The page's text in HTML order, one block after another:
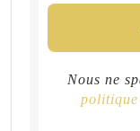
Nous ne